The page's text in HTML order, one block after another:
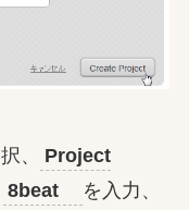
、
Project
8beat
を入力、